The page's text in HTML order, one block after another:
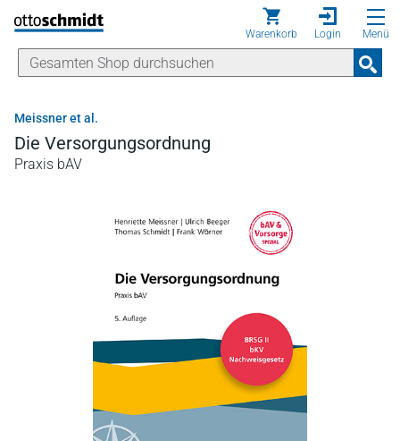
Direkt zum Inhalt
Warenkorb Login Menü
Meissner et al.
Die Versorgungsordnung
Praxis bAV